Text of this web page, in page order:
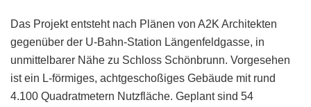
Das Projekt entsteht nach Plänen von A2K Architekten
gegenüber der U-Bahn-Station Längenfeldgasse, in
unmittelbarer Nähe zu Schloss Schönbrunn. Vorgesehen
ist ein L-förmiges, achtgeschoßiges Gebäude mit rund
4.100 Quadratmetern Nutzfläche. Geplant sind 54